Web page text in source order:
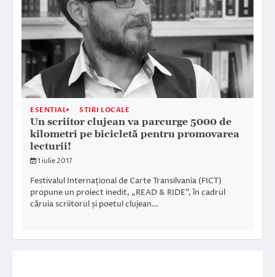
ESENTIAL STIRI LOCALE
Un scriitor clujean va parcurge 5000 de
kilometri pe bicicletă pentru promovarea
lecturii!
1 iulie 2017
Festivalul Internațional de Carte Transilvania (FICT)
propune un proiect inedit, „READ & RIDE”, în cadrul
căruia scriitorul și poetul clujean…